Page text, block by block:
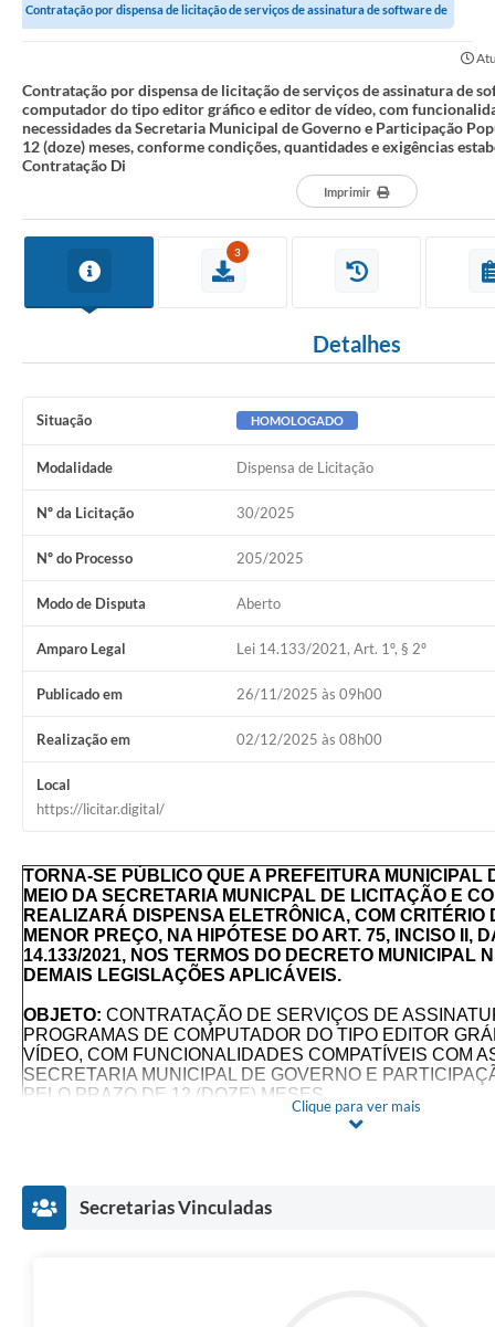
Contratação por dispensa de licitação de serviços de assinatura de software de
Contratação por dispensa de licitação de serviços de assinatura de
computador do tipo editor gráfico e editor de vídeo, com
necessidades da Secretaria Municipal de Governo e Participação
12 (doze) meses, conforme condições, quantidades e exigências
Contratação Di
Imprimir
3
Detalhes
Situação HOMOLOGADO
Modalidade Dispensa de Licitação
Nº da Licitação 30/2025
Nº do Processo 205/2025
Modo de Disputa Aberto
Amparo Legal Lei 14.133/2021, Art. 1º, § 2º
Publicado em 26/11/2025 às 09h00
Realização em 02/12/2025 às 08h00
Local
https://licitar.digital/
TORNA-SE PÚBLICO QUE A PREFEITURA MUNICIPAL
MEIO DA SECRETARIA MUNICPAL DE LICITAÇÃO E
REALIZARÁ DISPENSA ELETRÔNICA, COM CRITÉRIO
MENOR PREÇO, NA HIPÓTESE DO ART. 75, INCISO II,
14.133/2021, NOS TERMOS DO DECRETO MUNICIPAL
DEMAIS LEGISLAÇÕES APLICÁVEIS.
OBJETO: CONTRATAÇÃO DE SERVIÇOS DE
PROGRAMAS DE COMPUTADOR DO TIPO EDITOR
VÍDEO, COM FUNCIONALIDADES COMPATÍVEIS COM
SECRETARIA MUNICIPAL DE GOVERNO E
PELO PRAZO DE 12 (DOZE) MESES
CUMPRIMENTO AO DISPOSTO NO ART. 48 DA LC Nº
PELA LC Nº 147/2014.
Clique para ver mais
Secretarias Vinculadas